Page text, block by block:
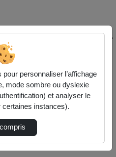
l'université Paris
sur Médiathèque de l'université
personnaliser l’affichage
mode sombre ou dyslexie
et analyser le
certaines instances).